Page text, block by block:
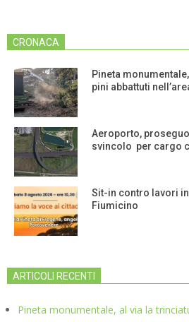
CRONACA
Pineta
pini abbattuti
Aeroporto,
svincolo per cargo
Sit-in contro lavori
Fiumicino
ARTICOLI RECENTI
Pineta monumentale, al via la